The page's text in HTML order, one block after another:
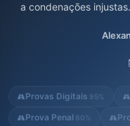
a condenações
contexto e a pressão
dessas ações. A
Provas Digitais 95%
Prova Penal 80%